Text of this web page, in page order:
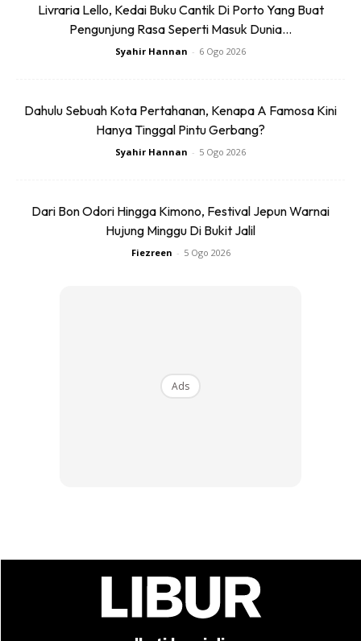
lagi sewaktu tibanya perayaan besar di Malaysia seperti
Livraria Lello, Kedai Buku Cantik Di Porto Yang Buat
Pengunjung Rasa Seperti Masuk Dunia...
Syahir Hannan - 6 Ogo 2026
Dahulu Sebuah Kota Pertahanan, Kenapa A Famosa Kini
Hanya Tinggal Pintu Gerbang?
Syahir Hannan - 5 Ogo 2026
Dari Bon Odori Hingga Kimono, Festival Jepun Warnai
Hujung Minggu Di Bukit Jalil
Fiezreen - 5 Ogo 2026
Ads